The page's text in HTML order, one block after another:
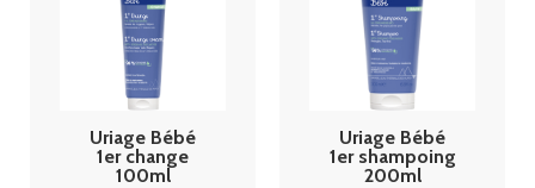
Uriage Bébé
1er change
100ml
Uriage Bébé
1er shampoing
200ml